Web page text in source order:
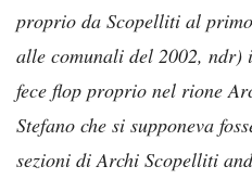
proprio da Scopelliti al
alle comunali del 2002, ndr)
fece flop proprio nel rione
Stefano che si supponeva
sezioni di Archi Scopelliti